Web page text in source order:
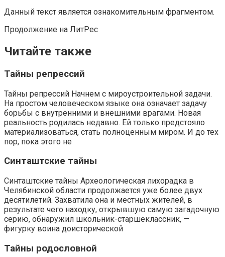
Данный текст является ознакомительным фрагментом.
Продолжение на ЛитРес
Читайте также
Тайны репрессий
Тайны репрессий Начнем с мироустроительной задачи.
На простом человеческом языке она означает задачу
борьбы с внутренними и внешними врагами. Новая
реальность родилась недавно. Ей только предстояло
материализоваться, стать полноценным миром. И до тех
пор, пока этого не
Синташтские тайны
Синташтские тайны Археологическая лихорадка в
Челябинской области продолжается уже более двух
десятилетий. Захватила она и местных жителей, в
результате чего находку, открывшую самую загадочную
серию, обнаружил школьник-старшеклассник, —
фигурку воина доисторической
Тайны родословной